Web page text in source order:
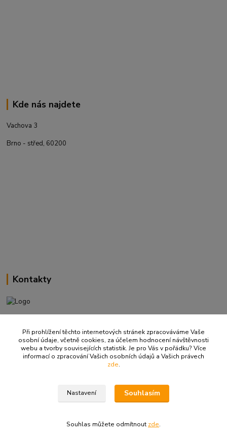
Kde nás najdete
Vachova 3
Brno - střed, 60200
Kontakty
(Po-Pá, 9-18 hod.)
info@ritualbrno-eshop.cz
© 2008-2026 Rituál. Všechna práva vyhrazena.
Při prohlížení těchto internetových stránek zpracováváme Vaše
osobní údaje, včetně cookies, za účelem hodnocení návštěvnosti
webu a tvorby souvisejících statistik. Je pro Vás v pořádku? Více
informací o zpracování Vašich osobních údajů a Vašich právech
zde.
Nastavení Souhlasím
Souhlas můžete odmítnout zde.